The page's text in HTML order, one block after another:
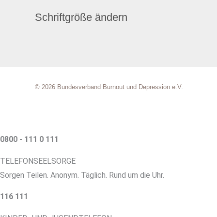
Schriftgröße ändern
© 2026 Bundesverband Burnout und Depression e.V.
0800 - 111 0 111
TELEFONSEELSORGE
Sorgen Teilen. Anonym. Täglich. Rund um die Uhr.
116 111